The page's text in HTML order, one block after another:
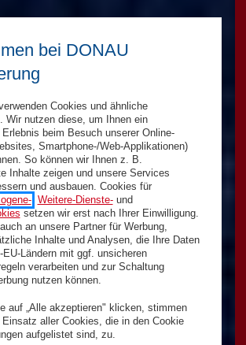
bei DONAU
Cookies und ähnliche
Wir nutzen diese, um Ihnen ein
beim Besuch unserer Online-
Smartphone-/Web-Applikationen)
So können wir Ihnen z. B.
Inhalte zeigen und unsere Services
und ausbauen. Cookies für
, Weitere-Dienste-und
setzen wir erst nach Ihrer Einwilligung.
an unsere Partner für Werbung,
Inhalte und Analysen, die Ihre Daten
Ländern mit ggf. unsicheren
verarbeiten und zur Schaltung
nutzen können.
auf „Alle akzeptieren" klicken, stimmen
aller Cookies, die in den Cookie
aufgelistet sind, zu.